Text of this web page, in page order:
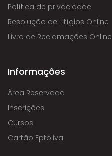
Política de privacidade
Resolução de Litígios Online
Livro de Reclamações Online
Informações
Área Reservada
Inscrições
Cursos
Cartão Eptoliva